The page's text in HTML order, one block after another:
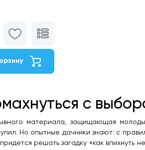
с
материала, защищающая
Но опытные дачники знают: с
решать загадку «как впихнуть